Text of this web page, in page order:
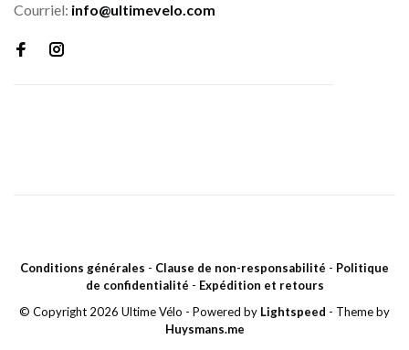
Courriel: info@ultimevelo.com
Conditions générales - Clause de non-responsabilité - Politique
de confidentialité - Expédition et retours
© Copyright 2026 Ultime Vélo - Powered by Lightspeed - Theme by
Huysmans.me